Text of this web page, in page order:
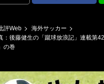
評Web
海外サッカー
：後藤健生の「蹴球放浪記」連載第
の巻